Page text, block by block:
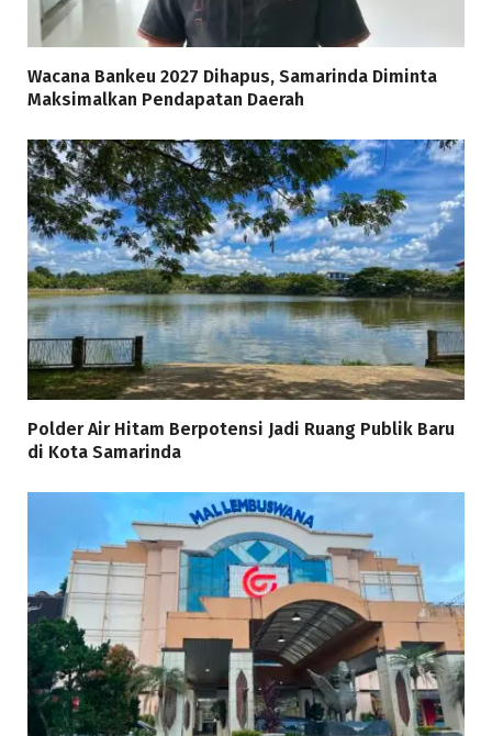
Wacana Bankeu 2027 Dihapus, Samarinda Diminta
Maksimalkan Pendapatan Daerah
Polder Air Hitam Berpotensi Jadi Ruang Publik Baru
di Kota Samarinda